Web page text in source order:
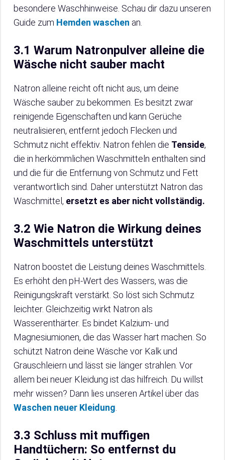
besondere Waschhinweise. Schau dir dazu unseren
Guide zum Hemden waschen an.
3.1 Warum Natronpulver alleine die
Wäsche nicht sauber macht
Natron alleine reicht oft nicht aus, um deine
Wäsche sauber zu bekommen. Es besitzt zwar
reinigende Eigenschaften und kann Gerüche
neutralisieren, entfernt jedoch Flecken und
Schmutz nicht effektiv. Natron fehlen die Tenside,
die in herkömmlichen Waschmitteln enthalten sind
und die für die Entfernung von Schmutz und Fett
verantwortlich sind. Daher unterstützt Natron das
Waschmittel, ersetzt es aber nicht vollständig.
3.2 Wie Natron die Wirkung deines
Waschmittels unterstützt
Natron boostet die Leistung deines Waschmittels.
Es erhöht den pH-Wert des Wassers, was die
Reinigungskraft verstärkt. So löst sich Schmutz
leichter. Gleichzeitig wirkt Natron als
Wasserenthärter. Es bindet Kalzium- und
Magnesiumionen, die das Wasser hart machen. So
schützt Natron deine Wäsche vor Kalk und
Grauschleiern und lässt sie länger strahlen. Vor
allem bei neuer Kleidung ist das hilfreich. Du willst
mehr wissen? Dann lies unseren Artikel über das
Waschen neuer Kleidung
3.3 Schluss mit muffigen
Handtüchern: So entfernst du